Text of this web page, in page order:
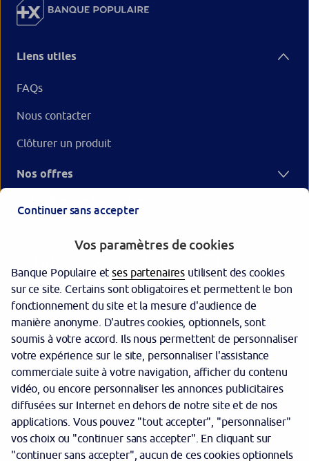
Liens utiles
FAQs
Nous contacter
Clôturer un produit
Nos offres
Garantie des dépôts
Protection des données personnelles
Politique cookies
Sécurité
Tarifs
Continuer sans accepter
Vos paramètres de cookies
Banque Populaire etses partenaires utilisent des cookies
sur ce site. Certains sont obligatoires et permettent le bon
fonctionnement du site et la mesure d'audience de
manière anonyme. D'autres cookies, optionnels, sont
soumis à votre accord. Ils nous permettent de personnaliser
votre expérience sur le site, personnaliser l'assistance
commerciale suite à votre navigation, afficher du contenu
vidéo, ou encore personnaliser les annonces publicitaires
diffusées sur Internet en dehors de notre site et de nos
applications. Vous pouvez "tout accepter", "personnaliser"
vos choix ou "continuer sans accepter". En cliquant sur
"continuer sans accepter", aucun de ces cookies optionnels